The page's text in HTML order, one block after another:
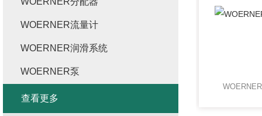
WOERNER流量计
WOERNER润滑系统
WOERNER泵
查看更多